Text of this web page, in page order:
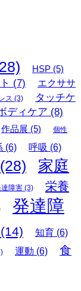
HSP (5)
(7)
エクササ
ス (3)
タッチケ
ディケア (8)
作品展 (5) 個性
(6) 呼吸 (6)
(28)
家庭
障害 (3)
栄養
発達障
(14) 知育 (6)
運動 (6)
食